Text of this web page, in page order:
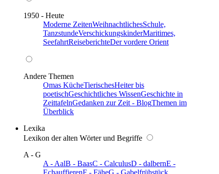
1950 - Heute
Moderne ZeitenWeihnachtlichesSchule,
TanzstundeVerschickungskinderMaritimes,
SeefahrtReiseberichteDer vordere Orient
Andere Themen
Omas KücheTierischesHeiter bis
poetischGeschichtliches WissenGeschichte in
ZeittafelnGedanken zur Zeit - BlogThemen im
Überblick
Lexika
Lexikon der alten Wörter und Begriffe
A - G
A - AalB - BaasC - CalculusD - dalbernE -
EchauffierenF - FäheG - Gabelfrühstück